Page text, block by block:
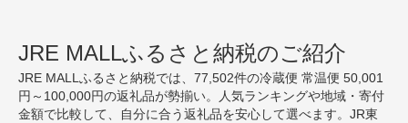
JRE MALLふるさと納税のご紹介
JRE MALLふるさと納税では、77,502件の冷蔵便 常温便 50,001
円～100,000円の返礼品が勢揃い。人気ランキングや地域・寄付
金額で比較して、自分に合う返礼品を安心して選べます。JR東